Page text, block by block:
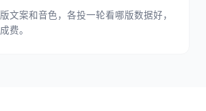
文案和音色，各投一轮看哪版数据好，
费。